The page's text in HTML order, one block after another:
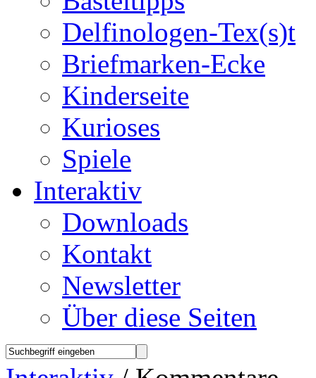
Delfinologen-Tex(s)t
Briefmarken-Ecke
Kinderseite
Kurioses
Spiele
Interaktiv
Downloads
Kontakt
Newsletter
Über diese Seiten